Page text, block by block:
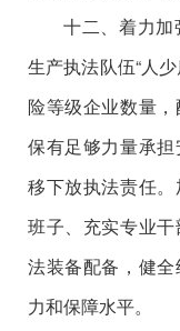
十二、着力
生产执法队伍“人
险等级企业数量
保有足够力量承
移下放执法责任
班子、充实专业
法装备配备，健
力和保障水平。